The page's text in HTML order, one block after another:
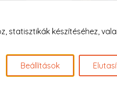
tól
statisztikák készítéséhez,
Beállítások